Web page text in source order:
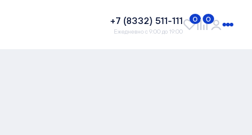
+7 (8332) 511-111
Ежедневно с 9:00 до 19:00
0 0